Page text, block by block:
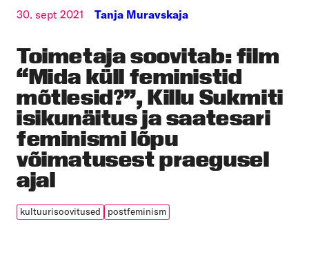
Toimetaja soovitab: film
“Mida küll feministid
mõtlesid?”, Killu Sukmiti
isikunäitus ja saatesari
feminismi lõpu
võimatusest praegusel
ajal
30. sept 2021 Tanja Muravskaja
kultuurisoovitused postfeminism